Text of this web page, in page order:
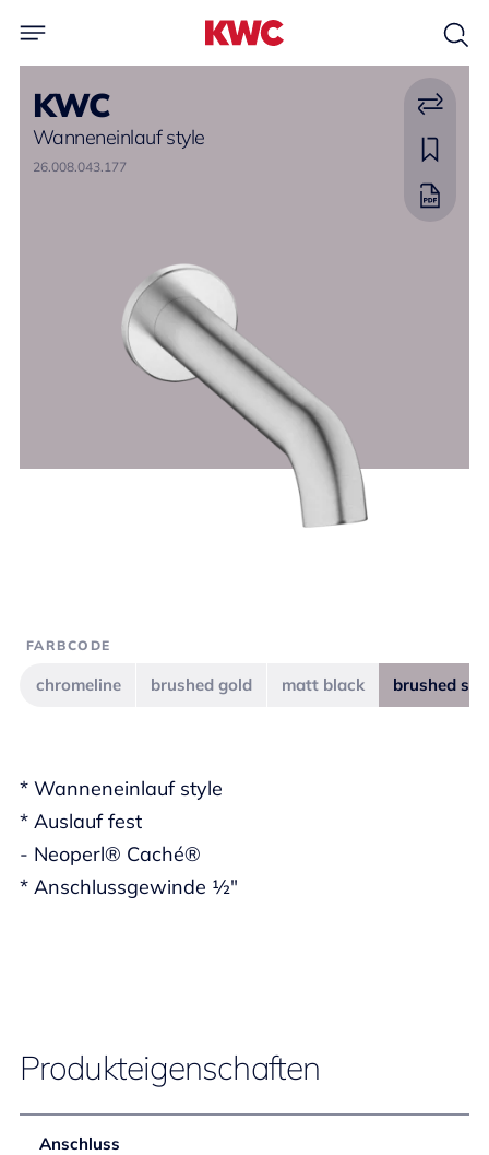
KWC
Wanneneinlauf style
26.008.043.177
* Wanneneinlauf style
* Auslauf fest
- Neoperl® Caché®
* Anschlussgewinde ½"
FARBCODE
chromeline brushed gold matt black brushed
Produkteigenschaften
Anschluss